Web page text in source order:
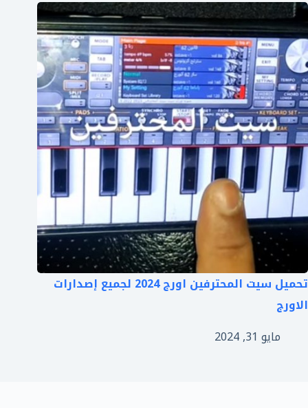
تحميل سيت المحترفين اورج 2024 لجميع إصدارات
الاورج
مايو 31, 2024